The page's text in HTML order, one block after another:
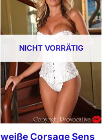
NICHT VORRÄTIG
weiße Corsage Sens